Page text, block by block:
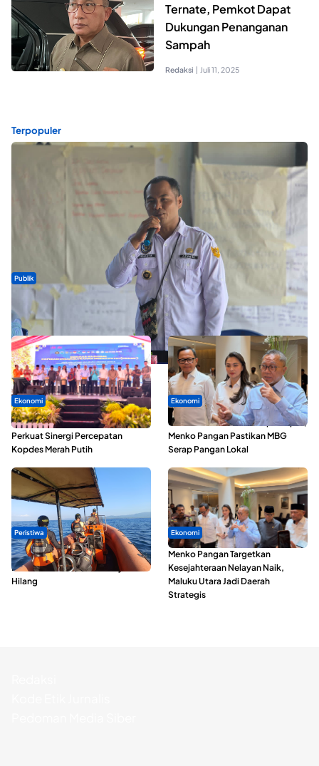
Ternate, Pemkot Dapat
Dukungan Penanganan
Sampah
Redaksi | Juli 11, 2025
Terpopuler
Publik
ABDESI Morotai Apresiasi Penyaluran ADD Rp3,13 Miliar untuk
88 Desa
Ekonomi
Seminar di Ternate, Mendes
Perkuat Sinergi Percepatan
Kopdes Merah Putih
Ekonomi
SPPG di Maluku Utara Dipercepat,
Menko Pangan Pastikan MBG
Serap Pangan Lokal
Peristiwa
Dua Longboat Bertabrakan di
Perairan Taliabu, Satu Nelayan
Hilang
Ekonomi
Menko Pangan Targetkan
Kesejahteraan Nelayan Naik,
Maluku Utara Jadi Daerah
Strategis